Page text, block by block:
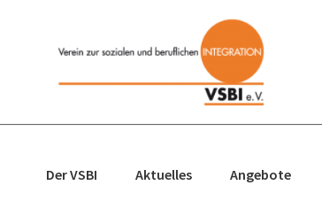
Hauptnavigation
Seitenspalte
Fußzeile
Der VSBI Aktuelles Angebote